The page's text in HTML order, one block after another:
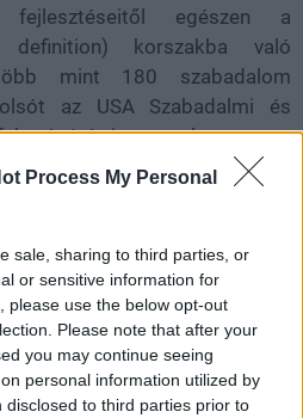
Process My Personal
sale, sharing to third parties, or
or sensitive information for
please use the below opt-out
Please note that after your
you may continue seeing
personal information utilized by
to third parties prior to
fejlesztéseitől egészen a
definition) korszakba való
mint 180 szabadalom
az USA Szabadalmi és
1-én jegyezte be.
zene és a nyár legjobb
forduló! (X)
balatoni strandröplabda-